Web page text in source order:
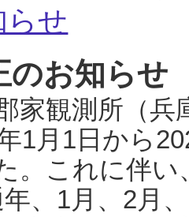
らせ
のお知らせ
家観測所（
1月1日から
。これに伴い
、1月、2月